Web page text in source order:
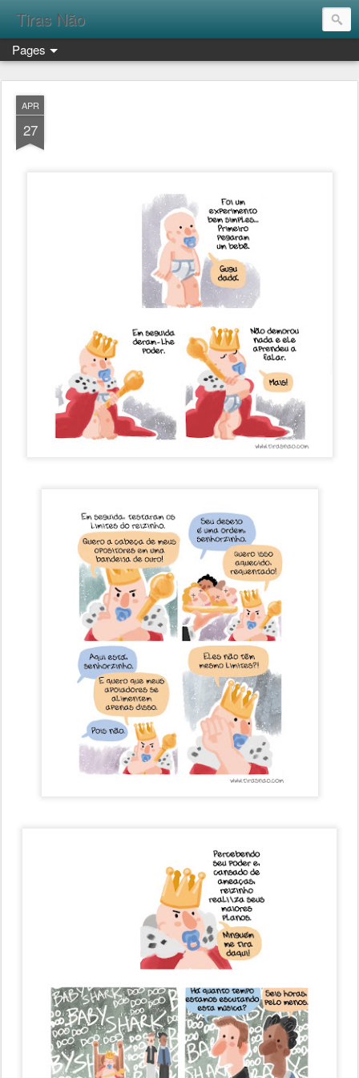
Tiras Não
Pages
APR
27